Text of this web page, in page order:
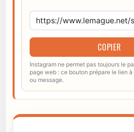
COPIER
Instagram ne permet pas toujours le
page web : ce bouton prépare le lien
ou message.